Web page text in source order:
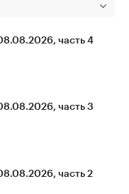
часть 4
часть 3
часть 2